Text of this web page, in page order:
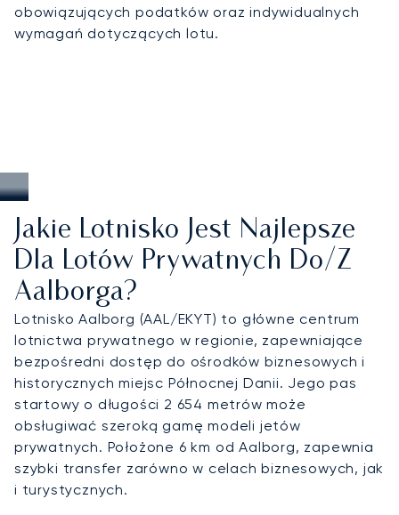
obowiązujących podatków oraz indywidualnych
wymagań dotyczących lotu.
Jakie Lotnisko Jest Najlepsze
Dla Lotów Prywatnych Do/z
Aalborga?
Lotnisko Aalborg (AAL/EKYT) to główne centrum
lotnictwa prywatnego w regionie, zapewniające
bezpośredni dostęp do ośrodków biznesowych i
historycznych miejsc Północnej Danii. Jego pas
startowy o długości 2 654 metrów może
obsługiwać szeroką gamę modeli jetów
prywatnych. Położone 6 km od Aalborg, zapewnia
szybki transfer zarówno w celach biznesowych, jak
i turystycznych.